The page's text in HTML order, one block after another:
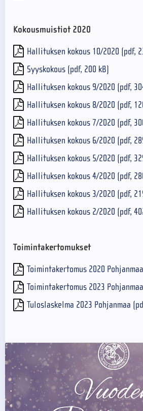
Kokousmuistiot 2020
Hallituksen kokous 10/2020 (pdf,
Syyskokous (pdf, 200 kB)
Hallituksen kokous 9/2020 (pdf,
Hallituksen kokous 8/2020 (pdf,
Hallituksen kokous 7/2020 (pdf,
Hallituksen kokous 6/2020 (pdf,
Hallituksen kokous 5/2020 (pdf,
Hallituksen kokous 4/2020 (pdf,
Hallituksen kokous 3/2020 (pdf,
Hallituksen kokous 2/2020 (pdf,
Toimintakertomukset
Toimintakertomus 2020
Toimintakertomus 2023
Tuloslaskelma 2023 Pohjanmaa